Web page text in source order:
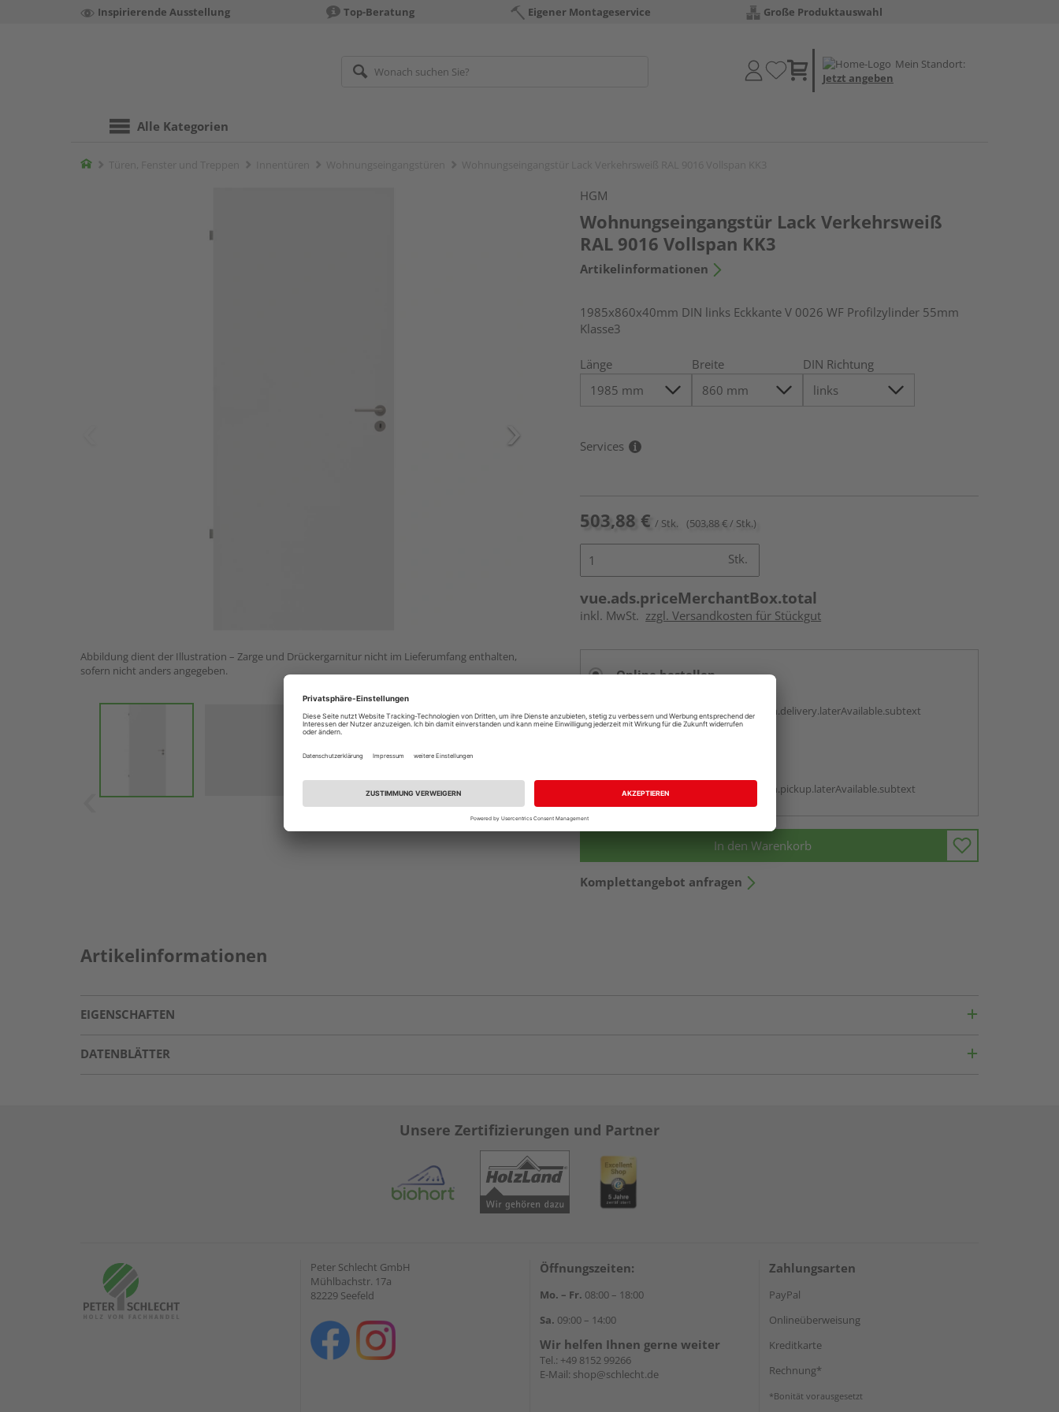
Inspirierende Ausstellung Top-Beratung Eigener Montageservice Große Produktauswahl
Mein Standort:
Jetzt angeben
Alle Kategorien
Home
Abbildung dient der Illustration – Zarge und Drückergarnitur nicht im Lieferumfang enthalten,
sofern nicht anders angegeben.
HGM
Wohnungseingangstür Lack Verkehrsweiß
RAL 9016 Vollspan KK3
Artikelinformationen
1985x860x40mm DIN links Eckkante V 0026 WF Profilzylinder 55mm
Klasse3
Länge Breite DIN Richtung
Services
503,88 € / Stk. (503,88 € / Stk.)
Stk.
vue.ads.priceMerchantBox.total
inkl. MwSt. zzgl. Versandkosten für Stückgut
Online bestellen
vue.ads.priceMerchantBox.option.delivery.laterAvailable.subtext
vue.ads.priceMerchantBox.option.pickup.laterAvailable.subtext
In den Warenkorb
Komplettangebot anfragen
Artikelinformationen
EIGENSCHAFTEN
DATENBLÄTTER
Unsere Zertifizierungen und Partner
Peter Schlecht GmbH
Mühlbachstr. 17a
82229 Seefeld
Öffnungszeiten:
Mo. – Fr. 08:00 – 18:00
Sa. 09:00 – 14:00
Wir helfen Ihnen gerne weiter
Tel.: +49 8152 99266
E-Mail: shop@schlecht.de
Zahlungsarten
PayPal
Onlineüberweisung
Kreditkarte
Rechnung*
*Bonität vorausgesetzt